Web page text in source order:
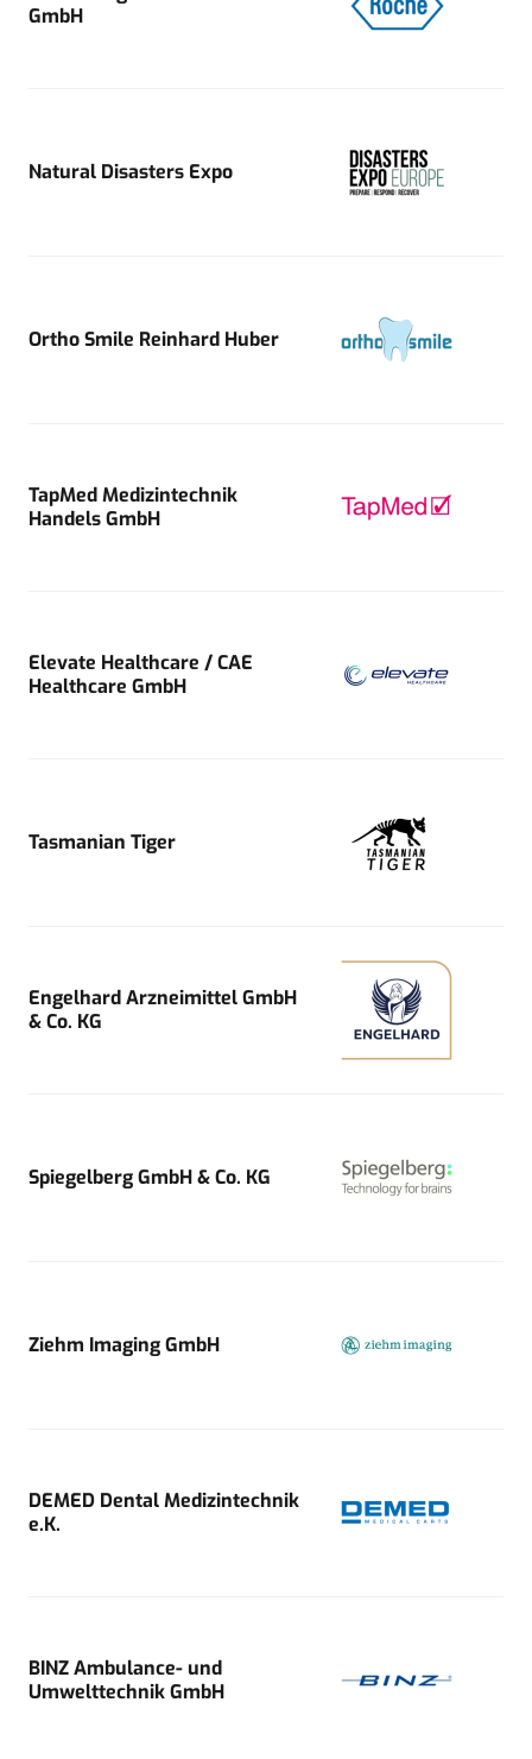
GmbH
Natural Disasters Expo
Ortho Smile Reinhard Huber
TapMed Medizintechnik
Handels GmbH
Elevate Healthcare / CAE
Healthcare GmbH
Tasmanian Tiger
Engelhard Arzneimittel GmbH
& Co. KG
Spiegelberg GmbH & Co. KG
Ziehm Imaging GmbH
DEMED Dental Medizintechnik
e.K.
BINZ Ambulance- und
Umwelttechnik GmbH